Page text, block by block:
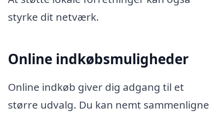
styrke dit netværk.
Online indkøbsmuligheder
Online indkøb giver dig adgang til et
større udvalg. Du kan nemt sammenligne